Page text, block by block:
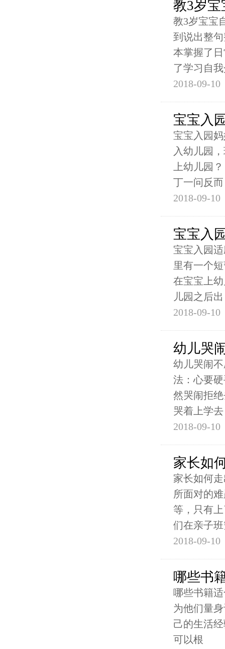
教3岁
教3岁宝宝
到说出整
本掌握了
了学习自
2018-09-10
宝宝入
宝宝入园
入幼儿园
上幼儿园
丁一问反而
2018-09-10
宝宝入
宝宝入园
里有一个
在宝宝上
儿园之后出
2018-09-10
幼儿哭
幼儿哭闹
法：心要
然哭闹拒
哭着上学去
2018-09-10
家长如
家长如何
所面对的
等，只有
们在亲子
2018-09-10
哪些书
哪些书籍
为他们量
己的生活
可以根